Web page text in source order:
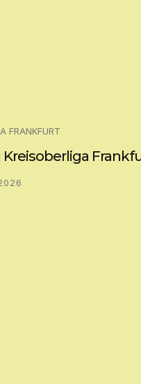
FRANKFURT
Kreisoberliga